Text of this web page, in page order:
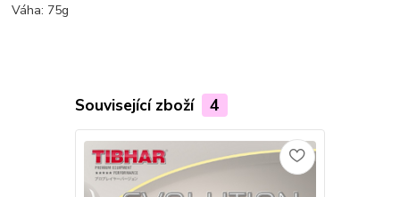
Váha: 75g
Související zboží 4